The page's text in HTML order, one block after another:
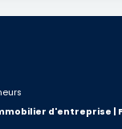
d'entreprise |